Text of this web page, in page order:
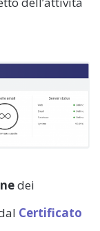
dei
Certificato